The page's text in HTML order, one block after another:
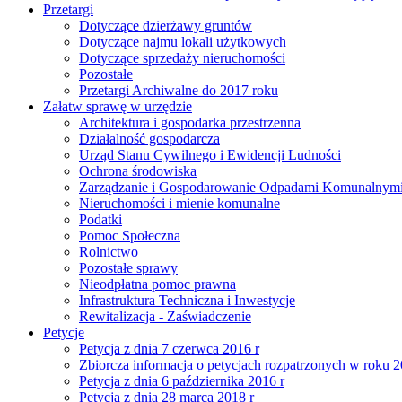
Przetargi
Dotyczące dzierżawy gruntów
Dotyczące najmu lokali użytkowych
Dotyczące sprzedaży nieruchomości
Pozostałe
Przetargi Archiwalne do 2017 roku
Załatw sprawę w urzędzie
Architektura i gospodarka przestrzenna
Działalność gospodarcza
Urząd Stanu Cywilnego i Ewidencji Ludności
Ochrona środowiska
Zarządzanie i Gospodarowanie Odpadami Komunalnymi
Nieruchomości i mienie komunalne
Podatki
Pomoc Społeczna
Rolnictwo
Pozostałe sprawy
Nieodpłatna pomoc prawna
Infrastruktura Techniczna i Inwestycje
Rewitalizacja - Zaświadczenie
Petycje
Petycja z dnia 7 czerwca 2016 r
Zbiorcza informacja o petycjach rozpatrzonych w roku
Petycja z dnia 6 października 2016 r
Petycja z dnia 28 marca 2018 r